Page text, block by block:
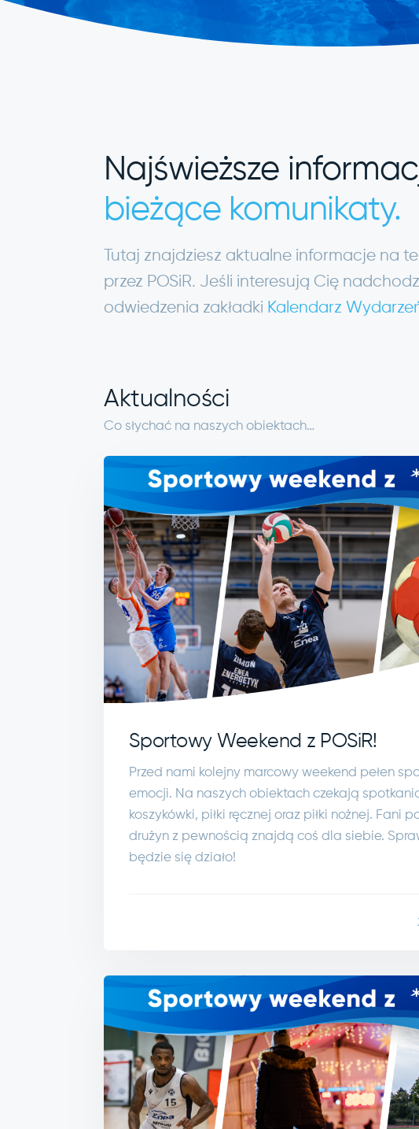
Najświeższe
bieżące komunikaty.
Tutaj znajdziesz aktualne informacje na
przez POSiR. Jeśli interesują Cię
odwiedzenia zakładki Kalendarz
Aktualności
Co słychać na naszych obiektach…
Sportowy Weekend z POSiR!
Przed nami kolejny marcowy weekend pełen
emocji. Na naszych obiektach czekają
koszykówki, piłki ręcznej oraz piłki nożnej. Fani
drużyn z pewnością znajdą coś dla siebie.
będzie się działo!